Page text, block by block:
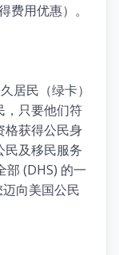
费用优惠）。
居民（绿卡）
，只要他们符
格获得公民身
民及移民服务
部 (DHS) 的一
向美国公民